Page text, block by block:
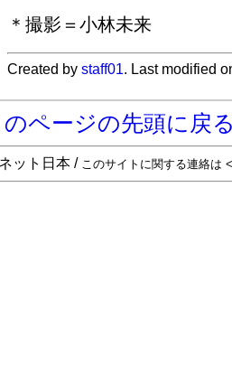
＊撮影＝小林未来
Created bystaff01. Last modified
のページの先頭に戻
ット日本 / このサイトに関する連絡は